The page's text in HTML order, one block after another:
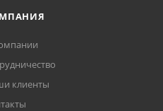
клиенты